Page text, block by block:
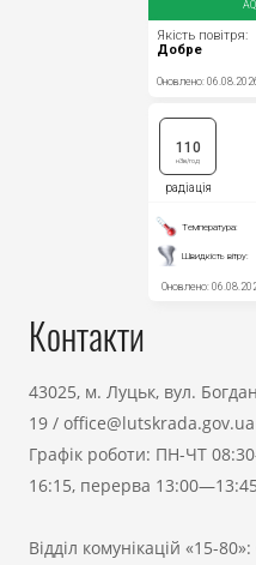
Контакти
43025, м. Луцьк, вул.
19 / office@lutskrada.gov.ua
Графік роботи: ПН-ЧТ
16:15, перерва 13:00—13:45
Відділ комунікацій «15-80»: